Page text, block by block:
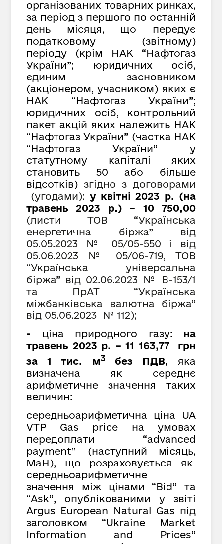
організованих товарних ринках,
за період з першого по останній
день місяця, що передує
податковому (звітному)
періоду (крім НАК “Нафтогаз
України”; юридичних осіб,
єдиним засновником
(акціонером, учасником) яких є
НАК “Нафтогаз України”;
юридичних осіб, контрольний
пакет акцій яких належить НАК
“Нафтогаз України” (частка НАК
“Нафтогаз України” у
статутному капіталі яких
становить 50 або більше
відсотків) згідно з договорами
(угодами): у квітні 2023 р. (на
травень 2023 р.) – 10 750,00
(листи ТОВ “Українська
енергетична біржа” від
05.05.2023 №
05/05-550
і від
05.06.2023 №
05/06-719, ТОВ
“Українська універсальна
біржа” від 02.06.2023 № В-153/1
та ПрАТ “Українська
міжбанківська валютна біржа”
від 05.06.2023 № 112);
- ціна природного газу: на
травень 2023 р. – 11 163,77 грн
за 1 тис. м3 без ПДВ, яка
визначена як середнє
арифметичне значення таких
величин:
середньоарифметична ціна UA
VTP Gas price на умовах
передоплати “advanced
payment” (наступний місяць,
MaH), що розраховується як
cередньоарифметичне
значення між цінами “Bid” та
“Ask”, опублікованими у звіті
Argus European Natural Gas під
заголовком “Ukraine Market
Information and Prices”